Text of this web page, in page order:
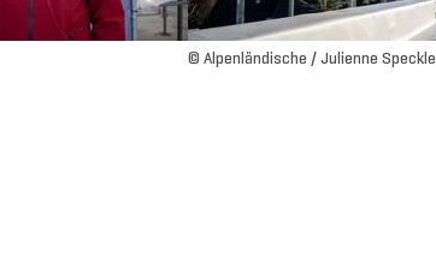
© Alpenländische / Julienne Speckle